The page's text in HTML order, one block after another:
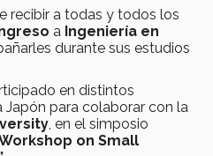
recibir a todas y todos los
a Ingeniería en
durante sus estudios
en distintos
para colaborar con la
, en el simposio
on Small